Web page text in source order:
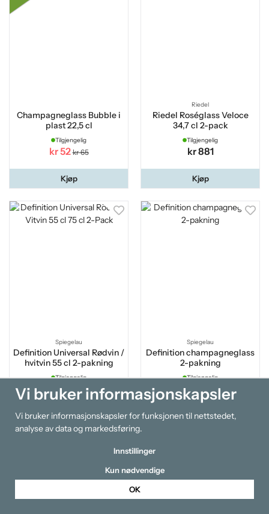
Champagneglass Bubble i
plast 22,5 cl
Tilgjengelig
kr 52 kr 65
Kjøp
Riedel
Riedel Roséglass Veloce
34,7 cl 2-pack
Tilgjengelig
kr 881
Kjøp
Spiegelau
Definition Universal Rødvin /
hvitvin 55 cl 2-pakning
Tilgjengelig
kr 771
Kjøp
Spiegelau
Definition champagneglass
2-pakning
Tilgjengelig
kr 771
Kjøp
Vi bruker informasjonskapsler
Vi bruker informasjonskapsler for funksjonen til nettstedet,
analyse av data og markedsføring.
Innstillinger
Kun nødvendige
OK